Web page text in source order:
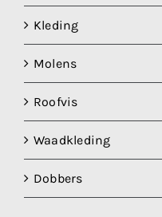
Kleding
Molens
Roofvis
Waadkleding
Dobbers